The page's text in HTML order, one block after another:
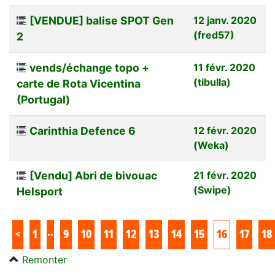
[VENDUE] balise SPOT Gen
2
12 janv. 2020
(fred57)
vends/échange topo +
carte de Rota Vicentina
(Portugal)
11 févr. 2020
(tibulla)
Carinthia Defence 6
12 févr. 2020
(Weka)
[Vendu] Abri de bivouac
Helsport
21 févr. 2020
(Swipe)
< 1 .. 9 10 11 12 13 14 15 16 17 18
Remonter